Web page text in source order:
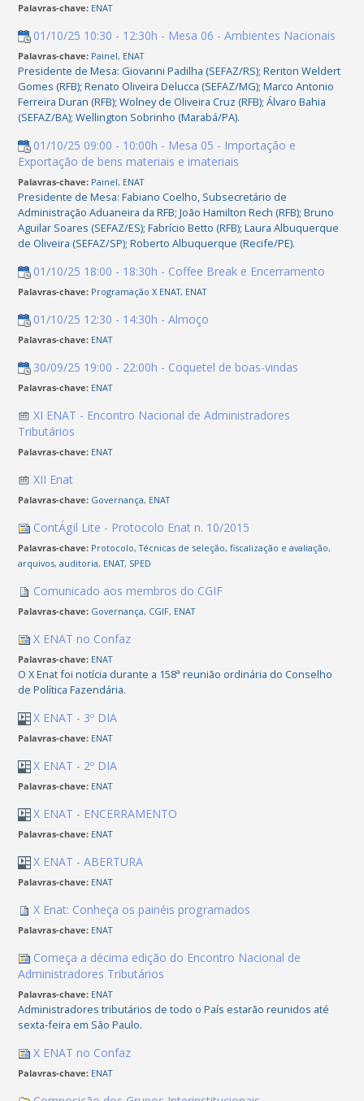
Palavras-chave: ENAT
01/10/25 10:30 - 12:30h - Mesa 06 - Ambientes Nacionais
Palavras-chave: Painel, ENAT
Presidente de Mesa: Giovanni Padilha (SEFAZ/RS); Reriton Weldert
Gomes (RFB); Renato Oliveira Delucca (SEFAZ/MG); Marco Antonio
Ferreira Duran (RFB); Wolney de Oliveira Cruz (RFB); Álvaro Bahia
(SEFAZ/BA); Wellington Sobrinho (Marabá/PA).
01/10/25 09:00 - 10:00h - Mesa 05 - Importação e
Exportação de bens materiais e imateriais
Palavras-chave: Painel, ENAT
Presidente de Mesa: Fabiano Coelho, Subsecretário de
Administração Aduaneira da RFB; João Hamilton Rech (RFB); Bruno
Aguilar Soares (SEFAZ/ES); Fabrício Betto (RFB); Laura Albuquerque
de Oliveira (SEFAZ/SP); Roberto Albuquerque (Recife/PE).
01/10/25 18:00 - 18:30h - Coffee Break e Encerramento
Palavras-chave: Programação X ENAT, ENAT
01/10/25 12:30 - 14:30h - Almoço
Palavras-chave: ENAT
30/09/25 19:00 - 22:00h - Coquetel de boas-vindas
Palavras-chave: ENAT
XI ENAT - Encontro Nacional de Administradores
Tributários
Palavras-chave: ENAT
XII Enat
Palavras-chave: Governança, ENAT
ContÁgil Lite - Protocolo Enat n. 10/2015
Palavras-chave: Protocolo,Técnicas de seleção, fiscalização e avaliação,
arquivos,auditoria, ENAT, SPED
Comunicado aos membros do CGIF
Palavras-chave: Governança, CGIF, ENAT
X ENAT no Confaz
Palavras-chave: ENAT
O X Enat foi notícia durante a 158ª reunião ordinária do Conselho
de Política Fazendária.
X ENAT - 3º DIA
Palavras-chave: ENAT
X ENAT - 2º DIA
Palavras-chave: ENAT
X ENAT - ENCERRAMENTO
Palavras-chave: ENAT
X ENAT - ABERTURA
Palavras-chave: ENAT
X Enat: Conheça os painéis programados
Palavras-chave: ENAT
Começa a décima edição do Encontro Nacional de
Administradores Tributários
Palavras-chave: ENAT
Administradores tributários de todo o País estarão reunidos até
sexta-feira em São Paulo.
X ENAT no Confaz
Palavras-chave: ENAT